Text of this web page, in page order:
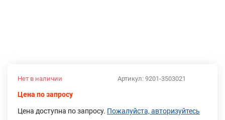
Артикул: 9201-3503021
Нет в наличии
Цена по запросу
Цена доступна по запросу. Пожалуйста, авторизуйтесь